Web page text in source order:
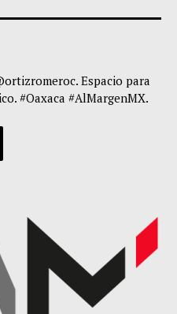
Espacio para
#Oaxaca #AlMargenMX.